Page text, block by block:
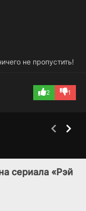
не пропустить!
2 1
сериала «Рэй